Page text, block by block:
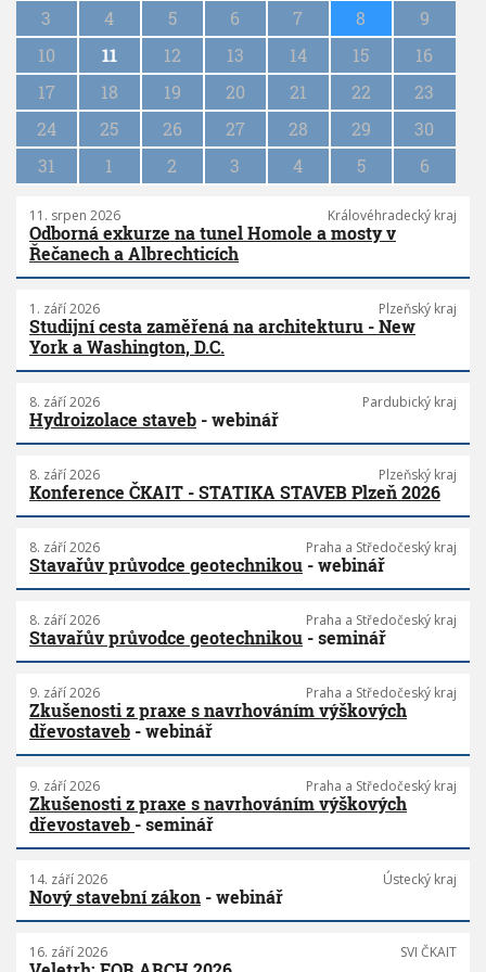
a
i
o
3
4 5 6 7 8
9
10
11 12 13 14 15
16
17
18 19 20 21 22
23
24
25 26 27 28 29
30
31
1 2 3 4 5 6
11. srpen 2026 Královéhradecký kraj
Odborná exkurze na tunel Homole a mosty v
Řečanech a Albrechticích
1. září 2026 Plzeňský kraj
Studijní cesta zaměřená na architekturu - New
York a Washington, D.C.
8. září 2026 Pardubický kraj
Hydroizolace staveb - webinář
8. září 2026 Plzeňský kraj
Konference ČKAIT - STATIKA STAVEB Plzeň 2026
8. září 2026 Praha a Středočeský kraj
Stavařův průvodce geotechnikou - webinář
8. září 2026 Praha a Středočeský kraj
Stavařův průvodce geotechnikou - seminář
9. září 2026 Praha a Středočeský kraj
Zkušenosti z praxe s navrhováním výškových
dřevostaveb - webinář
9. září 2026 Praha a Středočeský kraj
Zkušenosti z praxe s navrhováním výškových
dřevostaveb - seminář
14. září 2026 Ústecký kraj
Nový stavební zákon - webinář
16. září 2026 SVI ČKAIT